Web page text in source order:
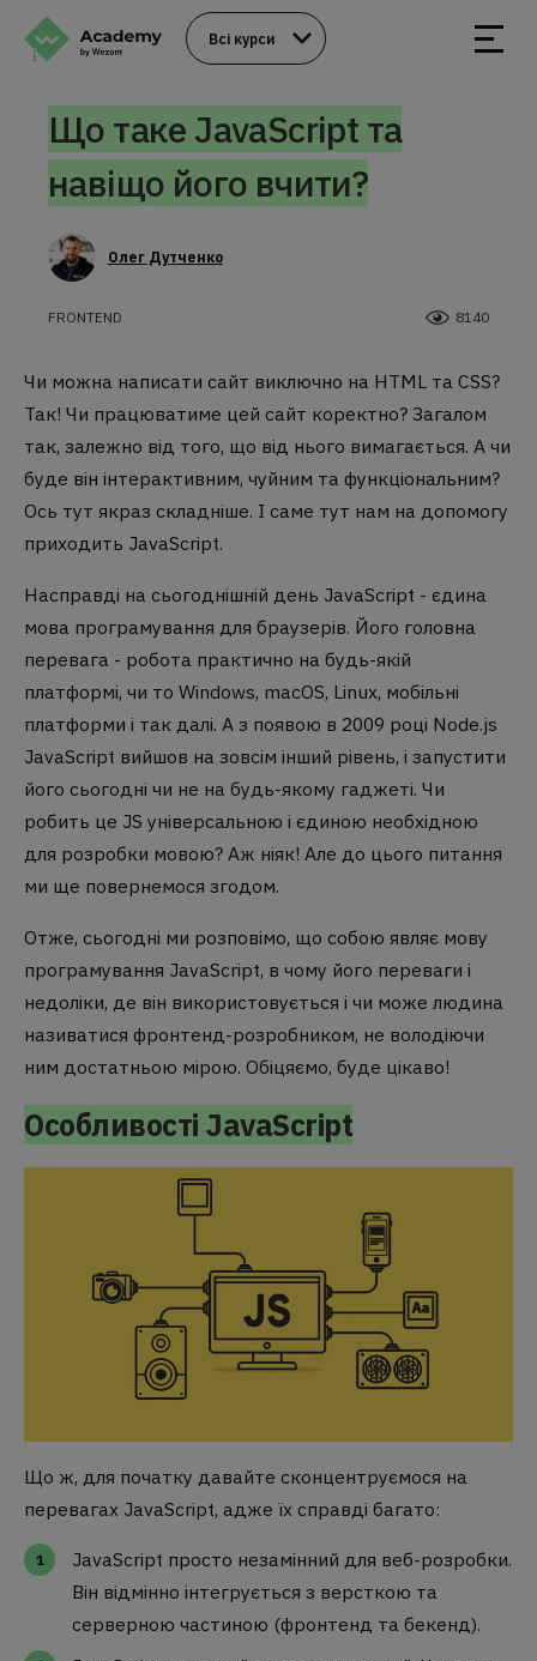
Всі курси
Що таке JavaScript та
навіщо його вчити?
Олег Дутченко
FRONTEND 8140
Чи можна написати сайт виключно на HTML та CSS?
Так! Чи працюватиме цей сайт коректно? Загалом
так, залежно від того, що від нього вимагається. А чи
буде він інтерактивним, чуйним та функціональним?
Ось тут якраз складніше. І саме тут нам на допомогу
приходить JavaScript.
Насправді на сьогоднішній день JavaScript - єдина
мова програмування для браузерів. Його головна
перевага - робота практично на будь-якій
платформі, чи то Windows, macOS, Linux, мобільні
платформи і так далі. А з появою в 2009 році Node.js
JavaScript вийшов на зовсім інший рівень, і запустити
його сьогодні чи не на будь-якому гаджеті. Чи
робить це JS універсальною і єдиною необхідною
для розробки мовою? Аж ніяк! Але до цього питання
ми ще повернемося згодом.
Отже, сьогодні ми розповімо, що собою являє мову
програмування JavaScript, в чому його переваги і
недоліки, де він використовується і чи може людина
називатися фронтенд-розробником, не володіючи
ним достатньою мірою. Обіцяємо, буде цікаво!
Особливості JavaScript
Що ж, для початку давайте сконцентруємося на
перевагах JavaScript, адже їх справді багато:
JavaScript просто незамінний для веб-розробки.
Він відмінно інтегрується з версткою та
серверною частиною (фронтенд та бекенд).